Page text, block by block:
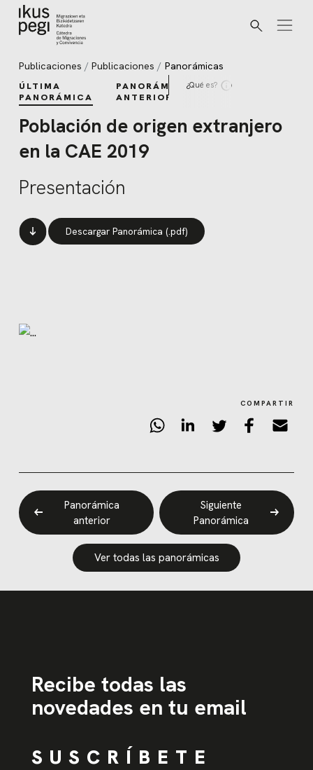
Ir directamente al contenido
Buscar
Publicaciones Publicaciones Panorámicas
ÚLTIMA
PANORÁMICA
PANORÁMICAS
ANTERIORES
¿Qué es?
Población de origen extranjero
en la CAE 2019
Presentación
Descargar Panorámica (.pdf)
COMPARTIR
Panorámica
anterior
Siguiente
Panorámica
Ver todas las panorámicas
Recibe todas las
novedades en tu email
SUSCRÍBETE